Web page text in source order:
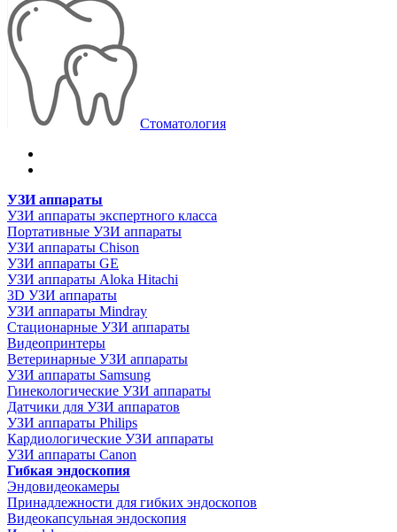
Стоматология
УЗИ аппараты
УЗИ аппараты экспертного класса
Портативные УЗИ аппараты
УЗИ аппараты Chison
УЗИ аппараты GE
УЗИ аппараты Aloka Hitachi
3D УЗИ аппараты
УЗИ аппараты Mindray
Стационарные УЗИ аппараты
Видеопринтеры
Ветеринарные УЗИ аппараты
УЗИ аппараты Samsung
Гинекологические УЗИ аппараты
Датчики для УЗИ аппаратов
УЗИ аппараты Philips
Кардиологические УЗИ аппараты
УЗИ аппараты Canon
Гибкая эндоскопия
Эндовидеокамеры
Принадлежности для гибких эндоскопов
Видеокапсульная эндоскопия